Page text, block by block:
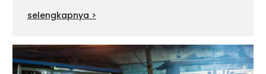
selengkapnya >